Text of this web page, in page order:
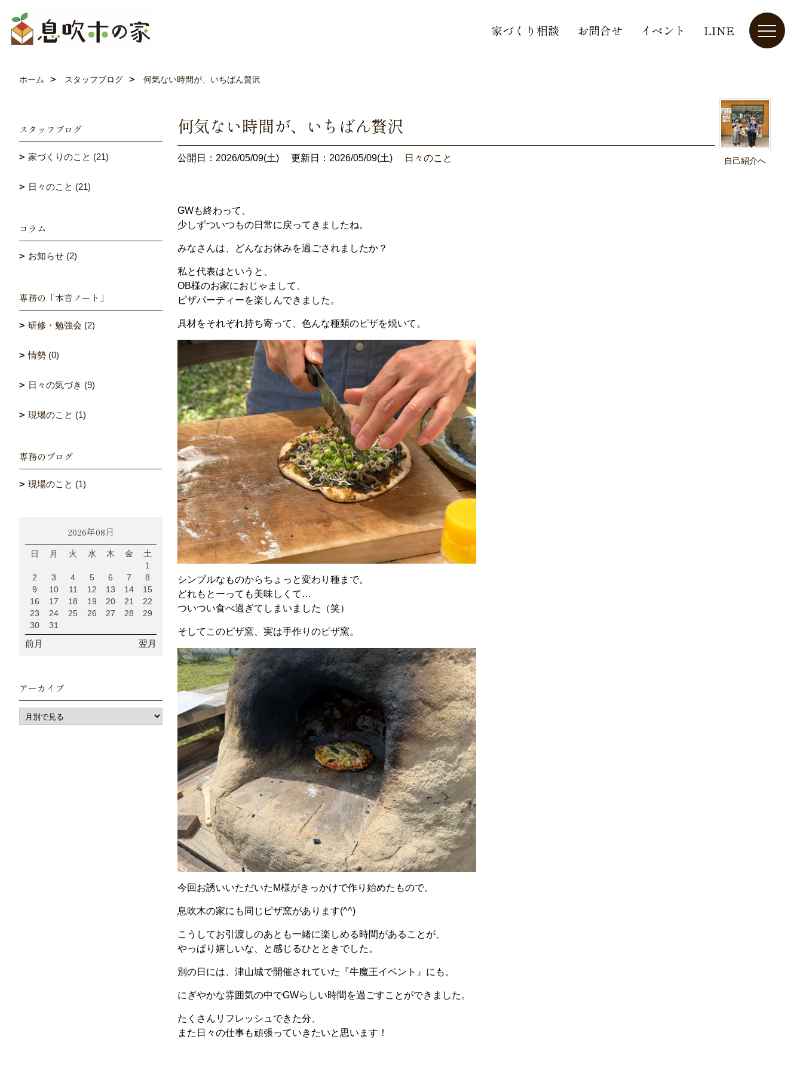
家づくり相談 お問合せ イベント LINE
ホーム スタッフブログ 何気ない時間が、いちばん贅沢
自己紹介へ
何気ない時間が、いちばん贅沢
公開日：2026/05/09(土) 更新日：2026/05/09(土) 日々のこと
GWも終わって、
少しずついつもの日常に戻ってきましたね。
みなさんは、どんなお休みを過ごされましたか？
私と代表はというと、
OB様のお家におじゃまして、
ピザパーティーを楽しんできました。
具材をそれぞれ持ち寄って、色んな種類のピザを焼いて。
シンプルなものからちょっと変わり種まで。
どれもとーっても美味しくて…
ついつい食べ過ぎてしまいました（笑）
そしてこのピザ窯、実は手作りのピザ窯。
今回お誘いいただいたM様がきっかけで作り始めたもので。
息吹木の家にも同じピザ窯があります(^^)
こうしてお引渡しのあとも一緒に楽しめる時間があることが、
やっぱり嬉しいな、と感じるひとときでした。
別の日には、津山城で開催されていた『牛魔王イベント』にも。
にぎやかな雰囲気の中でGWらしい時間を過ごすことができました。
たくさんリフレッシュできた分、
また日々の仕事も頑張っていきたいと思います！
スタッフブログ
家づくりのこと (21)
日々のこと (21)
コラム
お知らせ (2)
専務の「本音ノート」
研修・勉強会 (2)
情勢 (0)
日々の気づき (9)
現場のこと (1)
専務のブログ
現場のこと (1)
2026年08月
日 月 火 水 木 金
土
1
2
3 4 5 6 7
8
9
10 11 12 13 14
15
16
17 18 19 20 21
22
23
24 25 26 27 28
29
30
31
前月 翌月
アーカイブ